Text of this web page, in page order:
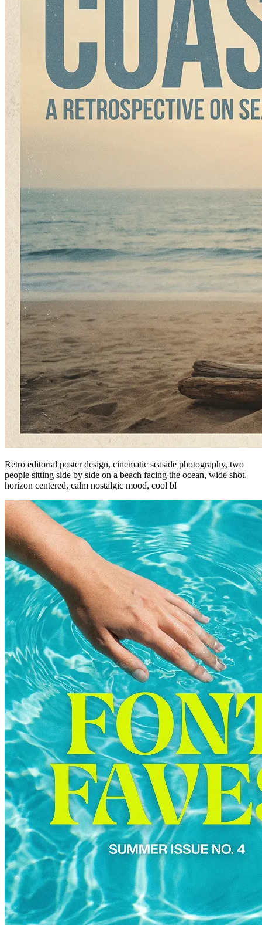
Retro editorial poster design, cinematic seaside photography, two
people sitting side by side on a beach facing the ocean, wide shot,
horizon centered, calm nostalgic mood, cool bl